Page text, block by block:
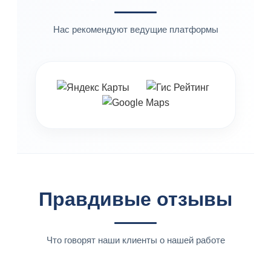
Нас рекомендуют ведущие платформы
Правдивые отзывы
Что говорят наши клиенты о нашей работе